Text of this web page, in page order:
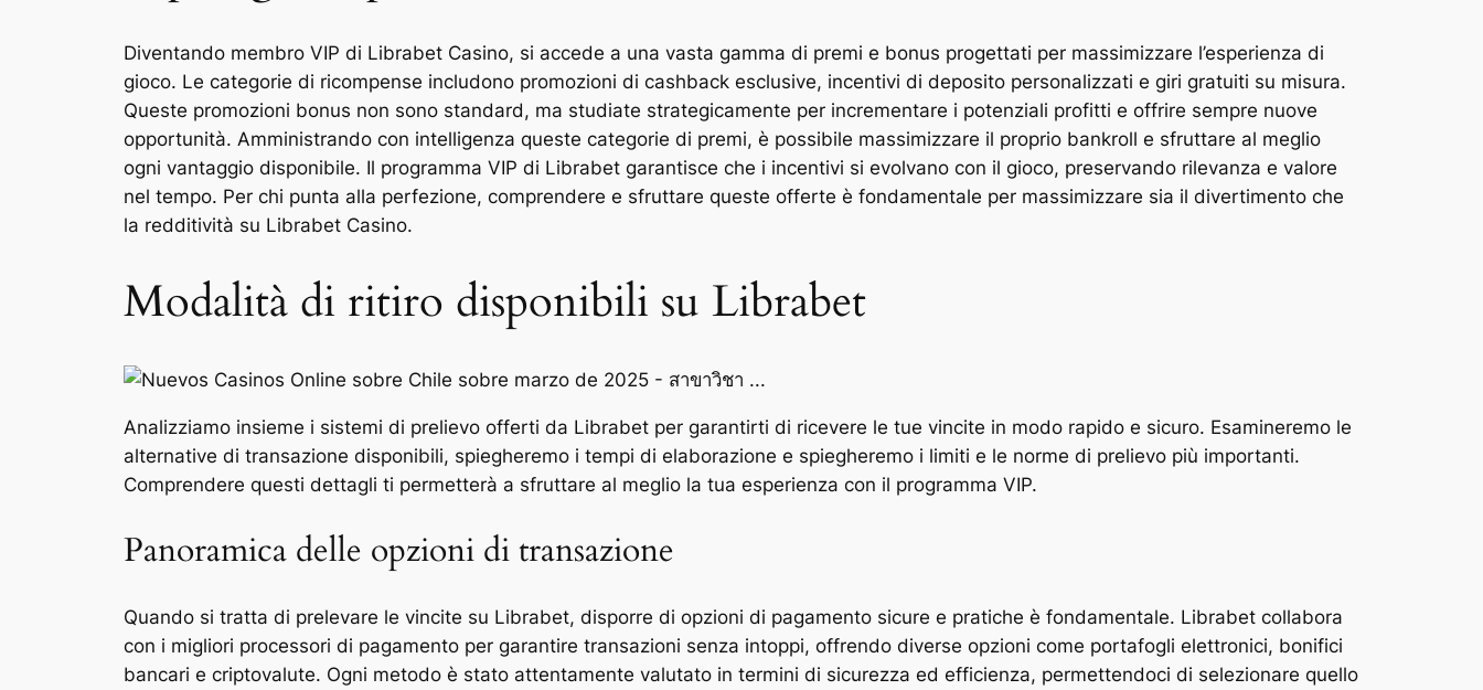
Diventando membro VIP di Librabet Casino, si accede a una vasta gamma di premi e bonus progettati per massimizzare l’esperienza di
gioco. Le categorie di ricompense includono promozioni di cashback esclusive, incentivi di deposito personalizzati e giri gratuiti su misura.
Queste promozioni bonus non sono standard, ma studiate strategicamente per incrementare i potenziali profitti e offrire sempre nuove
opportunità. Amministrando con intelligenza queste categorie di premi, è possibile massimizzare il proprio bankroll e sfruttare al meglio
ogni vantaggio disponibile. Il programma VIP di Librabet garantisce che i incentivi si evolvano con il gioco, preservando rilevanza e valore
nel tempo. Per chi punta alla perfezione, comprendere e sfruttare queste offerte è fondamentale per massimizzare sia il divertimento che
la redditività su Librabet Casino.
Modalità di ritiro disponibili su Librabet
Analizziamo insieme i sistemi di prelievo offerti da Librabet per garantirti di ricevere le tue vincite in modo rapido e sicuro. Esamineremo le
alternative di transazione disponibili, spiegheremo i tempi di elaborazione e spiegheremo i limiti e le norme di prelievo più importanti.
Comprendere questi dettagli ti permetterà a sfruttare al meglio la tua esperienza con il programma VIP.
Panoramica delle opzioni di transazione
Quando si tratta di prelevare le vincite su Librabet, disporre di opzioni di pagamento sicure e pratiche è fondamentale. Librabet collabora
con i migliori processori di pagamento per garantire transazioni senza intoppi, offrendo diverse opzioni come portafogli elettronici, bonifici
bancari e criptovalute. Ogni metodo è stato attentamente valutato in termini di sicurezza ed efficienza, permettendoci di selezionare quello